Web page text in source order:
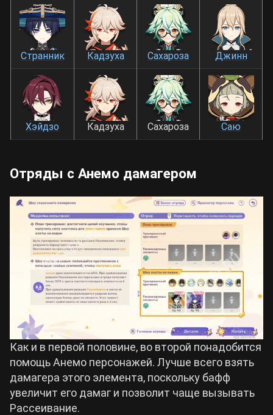
Странник Кадзуха Сахароза Джинн
Хэйдзо Кадзуха Сахароза Саю
Отряды с Анемо дамагером
Как и в первой половине, во второй понадобится
помощь Анемо персонажей. Лучше всего взять
дамагера этого элемента, поскольку бафф
увеличит его дамаг и позволит чаще вызывать
Рассеивание.